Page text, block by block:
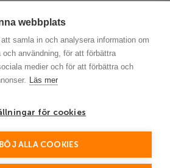
webbplats
samla in och analysera information om
användning, för att förbättra
medier och för att förbättra och
Läs mer
för cookies
ALLA COOKIES
reCAPTCHA and the Google
Terms of Service apply.